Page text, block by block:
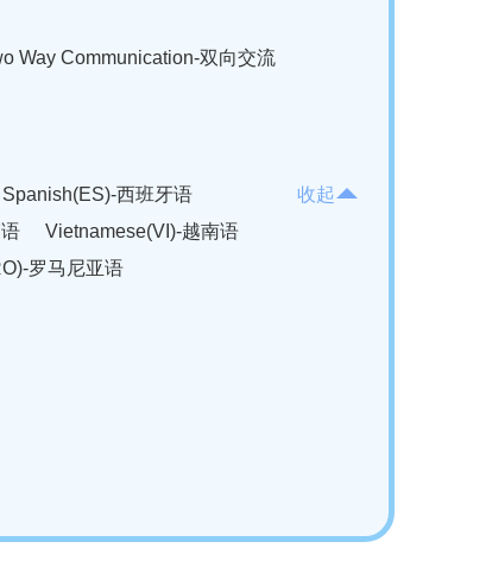
Way Communication-双向交流
Spanish(ES)-西班牙语
Vietnamese(VI)-越南语
罗马尼亚语
收起